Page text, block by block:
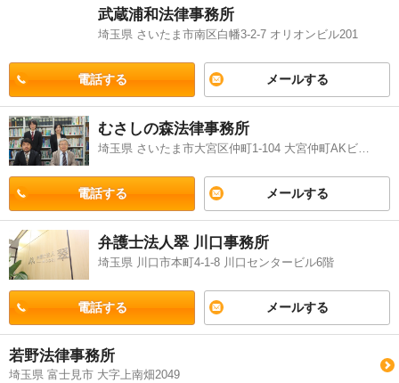
武蔵浦和法律事務所
埼玉県 さいたま市南区白幡3-2-7 オリオンビル201
電話する メールする
むさしの森法律事務所
埼玉県 さいたま市大宮区仲町1-104 大宮仲町AKビル9階
電話する メールする
弁護士法人翠 川口事務所
埼玉県 川口市本町4-1-8 川口センタービル6階
電話する メールする
若野法律事務所
埼玉県 富士見市 大字上南畑2049